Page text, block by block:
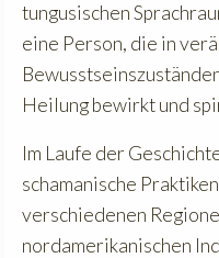
tungusischen
eine Person, die in
Heilung bewirkt und
Im Laufe der
schamanische
verschiedenen
nordamerikanischen